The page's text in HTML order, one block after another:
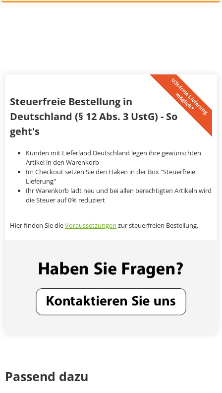
U
S
t
-
f
r
e
i
e
L
i
e
f
e
r
u
n
g
m
ö
g
l
i
c
h
*
Steuerfreie Bestellung in
Deutschland (§ 12 Abs. 3 UstG) - So
geht's
Kunden mit Lieferland Deutschland legen ihre gewünschten
Artikel in den Warenkorb
Im Checkout setzen Sie den Haken in der Box "Steuerfreie
Lieferung"
Ihr Warenkorb lädt neu und bei allen berechtigten Artikeln wird
die Steuer auf 0% reduziert
Hier finden Sie dieVoraussetzungen zur steuerfreien Bestellung.
Passend dazu